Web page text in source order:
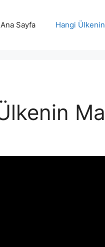
Ana Sayfa Hangi Ülkenin